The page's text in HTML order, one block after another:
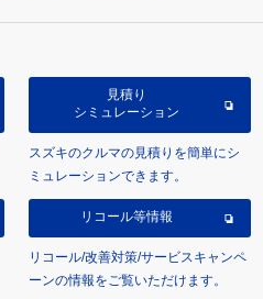
見積り
シミュレーション
スズキのクルマの見積りを簡単にシ
ミュレーションできます。
リコール等情報
リコール/改善対策/サービスキャンペ
ーンの情報をご覧いただけます。